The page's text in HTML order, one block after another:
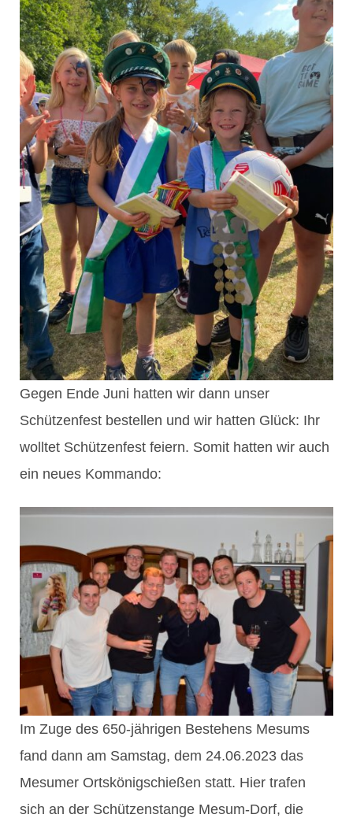
Gegen Ende Juni hatten wir dann unser
Schützenfest bestellen und wir hatten Glück: Ihr
wolltet Schützenfest feiern. Somit hatten wir auch
ein neues Kommando:
Im Zuge des 650-jährigen Bestehens Mesums
fand dann am Samstag, dem 24.06.2023 das
Mesumer Ortskönigschießen statt. Hier trafen
sich an der Schützenstange Mesum-Dorf, die